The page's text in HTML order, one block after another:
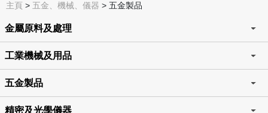
主頁 > 五金、機械、儀器 > 五金製品
金屬原料及處理
工業機械及用品
五金製品
精密及光學儀器